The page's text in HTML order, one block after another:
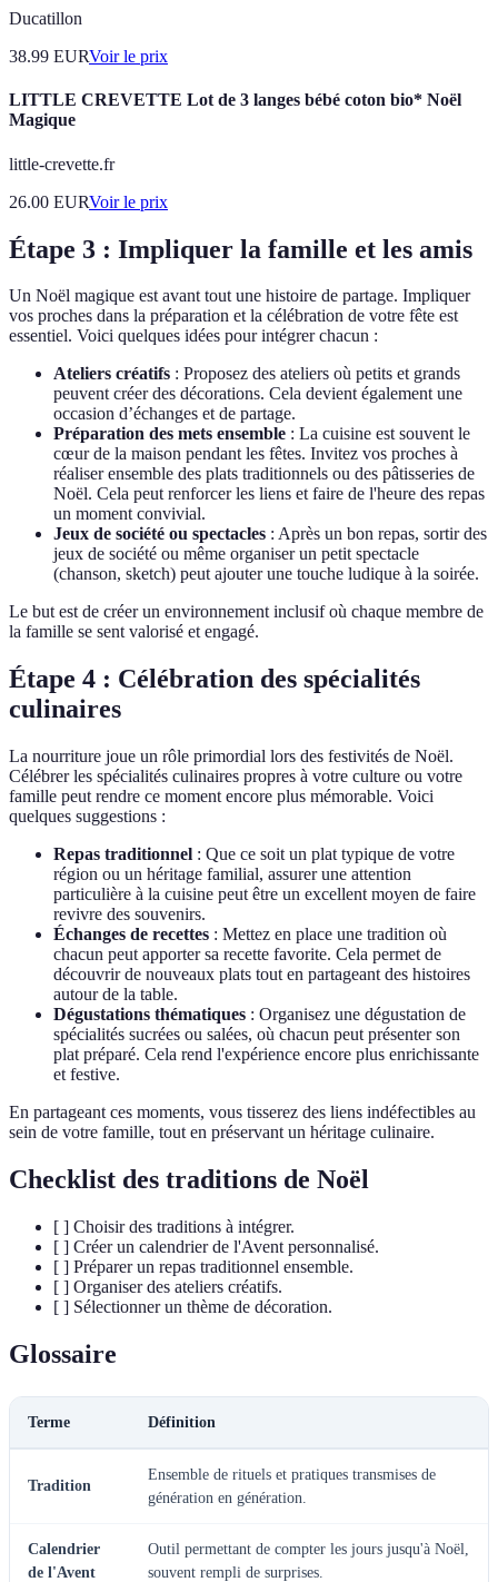
Ducatillon
38.99 EURVoir le prix
LITTLE CREVETTE Lot de 3 langes bébé coton bio* Noël
Magique
little-crevette.fr
26.00 EURVoir le prix
Étape 3 : Impliquer la famille et les amis
Un Noël magique est avant tout une histoire de partage. Impliquer
vos proches dans la préparation et la célébration de votre fête est
essentiel. Voici quelques idées pour intégrer chacun :
Ateliers créatifs : Proposez des ateliers où petits et grands
peuvent créer des décorations. Cela devient également une
occasion d’échanges et de partage.
Préparation des mets ensemble : La cuisine est souvent le
cœur de la maison pendant les fêtes. Invitez vos proches à
réaliser ensemble des plats traditionnels ou des pâtisseries de
Noël. Cela peut renforcer les liens et faire de l'heure des repas
un moment convivial.
Jeux de société ou spectacles : Après un bon repas, sortir des
jeux de société ou même organiser un petit spectacle
(chanson, sketch) peut ajouter une touche ludique à la soirée.
Le but est de créer un environnement inclusif où chaque membre de
la famille se sent valorisé et engagé.
Étape 4 : Célébration des spécialités
culinaires
La nourriture joue un rôle primordial lors des festivités de Noël.
Célébrer les spécialités culinaires propres à votre culture ou votre
famille peut rendre ce moment encore plus mémorable. Voici
quelques suggestions :
Repas traditionnel : Que ce soit un plat typique de votre
région ou un héritage familial, assurer une attention
particulière à la cuisine peut être un excellent moyen de faire
revivre des souvenirs.
Échanges de recettes : Mettez en place une tradition où
chacun peut apporter sa recette favorite. Cela permet de
découvrir de nouveaux plats tout en partageant des histoires
autour de la table.
Dégustations thématiques : Organisez une dégustation de
spécialités sucrées ou salées, où chacun peut présenter son
plat préparé. Cela rend l'expérience encore plus enrichissante
et festive.
En partageant ces moments, vous tisserez des liens indéfectibles au
sein de votre famille, tout en préservant un héritage culinaire.
Checklist des traditions de Noël
[ ] Choisir des traditions à intégrer.
[ ] Créer un calendrier de l'Avent personnalisé.
[ ] Préparer un repas traditionnel ensemble.
[ ] Organiser des ateliers créatifs.
[ ] Sélectionner un thème de décoration.
Glossaire
Terme Définition
Tradition
Ensemble de rituels et pratiques transmises de
génération en génération.
Calendrier
de l'Avent
Outil permettant de compter les jours jusqu'à Noël,
souvent rempli de surprises.